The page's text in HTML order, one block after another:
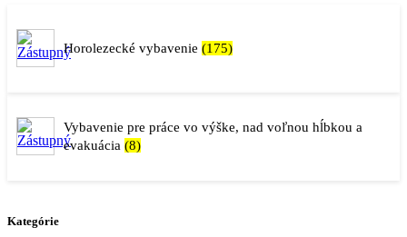
Horolezecké vybavenie (175)
Vybavenie pre práce vo výške, nad voľnou hĺbkou a
evakuácia (8)
Kategórie